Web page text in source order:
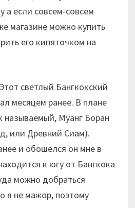
а если совсем-совсем
магазине можно купить
его кипяточком на
светлый Бангкокский
месяцем ранее. В плане
называемый, Муанг Боран
или Древний Сиам).
и обошелся он мне в
к югу от Бангкока
можно добраться
я не мажор, поэтому